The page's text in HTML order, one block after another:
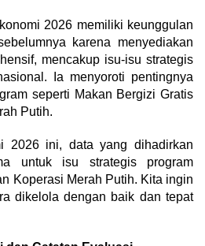
2026 memiliki keunggulan
karena menyediakan
mencakup isu-isu strategis
Ia menyoroti pentingnya
seperti Makan Bergizi Gratis
Putih.
2026 ini, data yang dihadirkan
untuk isu strategis program
Koperasi Merah Putih. Kita ingin
dikelola dengan baik dan tepat